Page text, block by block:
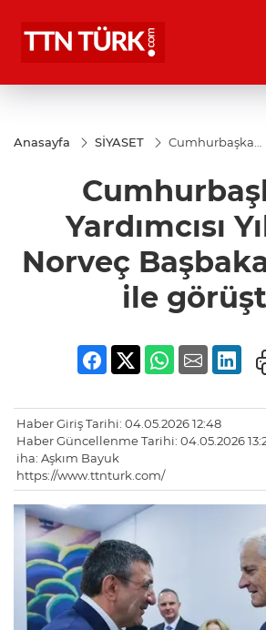
Anasayfa SİYASET
Cumhurbaşkanı
Başbakanı Store
ile görüştü
Yardımcısı
Norveç
ile
Haber Giriş Tarihi: 04.05.2026 12:48
Haber Güncellenme Tarihi: 04.05.2026
iha: Aşkım Bayuk
https://www.ttnturk.com/